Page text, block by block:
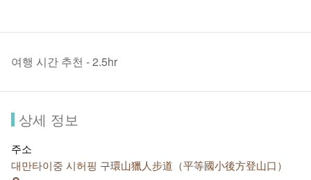
여행 시간 추천 - 2.5hr
상세 정보
주소
대만타이중 시허핑 구環山獵人步道（平等國小後方登山口）